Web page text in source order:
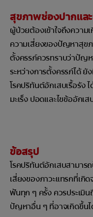
สุขภาพช่องปากแล
ผู้ป่วยต้องเข้าใจถึงความ
ความเสี่ยงของปัญหาสุข
ตั้งครรภ์ควรทราบว่าปัญ
ระหว่างการตั้งครรภ์ได้
โรคปริทันต์อักเสบเรื้อรัง
มะเร็ง ปอดและไขข้ออักเ
ข้อสรุป
โรคปริทันต์อักเสบสามาร
เสี่ยงของภาวะแทรกที่เกิ
ฟันทุก ๆ ครั้ง ควรประเมิ
ปัญหาอื่น ๆ ที่อาจเกิดขึ้น